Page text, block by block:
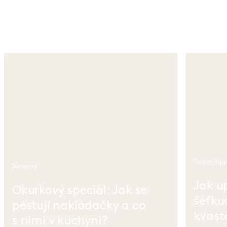
Suroviny
Okurkový speciál: Jak se
pěstují nakládačky a co
s nimi v kuchyni?
Teorie,
Jak